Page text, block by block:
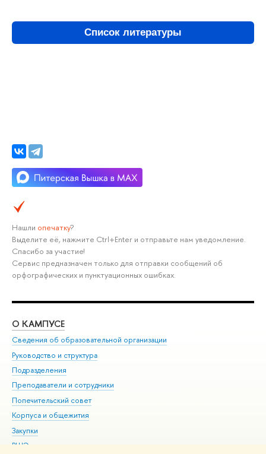
Список литературы
Нашли опечатку?
Выделите её, нажмите Ctrl+Enter и отправьте нам уведомление.
Спасибо за участие!
Сервис предназначен только для отправки сообщений об
орфографических и пунктуационных ошибках.
О КАМПУСЕ
Сведения об образовательной организации
Руководство и структура
Подразделения
Преподаватели и сотрудники
Попечительский совет
Корпуса и общежития
Закупки
ВШЭ для студентов с ограниченными возможностями